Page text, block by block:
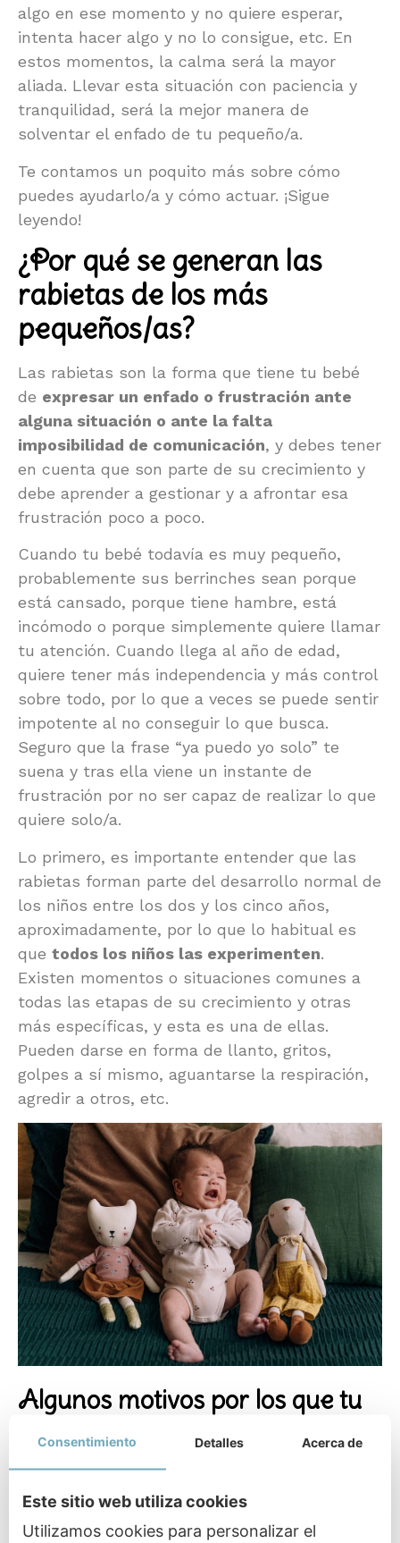
algo en ese momento y no quiere esperar,
intenta hacer algo y no lo consigue, etc. En
estos momentos, la calma será la mayor
aliada. Llevar esta situación con paciencia y
tranquilidad, será la mejor manera de
solventar el enfado de tu pequeño/a.
Te contamos un poquito más sobre cómo
puedes ayudarlo/a y cómo actuar. ¡Sigue
leyendo!
¿Por qué se generan las
rabietas de los más
pequeños/as?
Las rabietas son la forma que tiene tu bebé
de expresar un enfado o frustración ante
alguna situación o ante la falta
imposibilidad de comunicación, y debes tener
en cuenta que son parte de su crecimiento y
debe aprender a gestionar y a afrontar esa
frustración poco a poco.
Cuando tu bebé todavía es muy pequeño,
probablemente sus berrinches sean porque
está cansado, porque tiene hambre, está
incómodo o porque simplemente quiere llamar
tu atención. Cuando llega al año de edad,
quiere tener más independencia y más control
sobre todo, por lo que a veces se puede sentir
impotente al no conseguir lo que busca.
Seguro que la frase “ya puedo yo solo” te
suena y tras ella viene un instante de
frustración por no ser capaz de realizar lo que
quiere solo/a.
Lo primero, es importante entender que las
rabietas forman parte del desarrollo normal de
los niños entre los dos y los cinco años,
aproximadamente, por lo que lo habitual es
que todos los niños las experimenten.
Existen momentos o situaciones comunes a
todas las etapas de su crecimiento y otras
más específicas, y esta es una de ellas.
Pueden darse en forma de llanto, gritos,
golpes a sí mismo, aguantarse la respiración,
agredir a otros, etc.
Algunos motivos por los que tu
hijo/a crea un berrinche
No quiere irse a la cama.
quiere es seguir jugando, por lo que el
Consentimiento Detalles Acerca de
Este sitio web utiliza cookies
Utilizamos cookies para personalizar el